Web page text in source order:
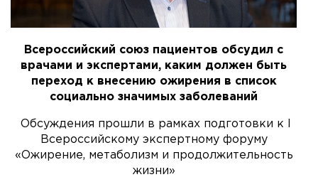
Всероссийский союз пациентов обсудил с
врачами и экспертами, каким должен быть
переход к внесению ожирения в список
социально значимых заболеваний
Обсуждения прошли в рамках подготовки к I
Всероссийскому экспертному форуму
«Ожирение, метаболизм и продолжительность
жизни»